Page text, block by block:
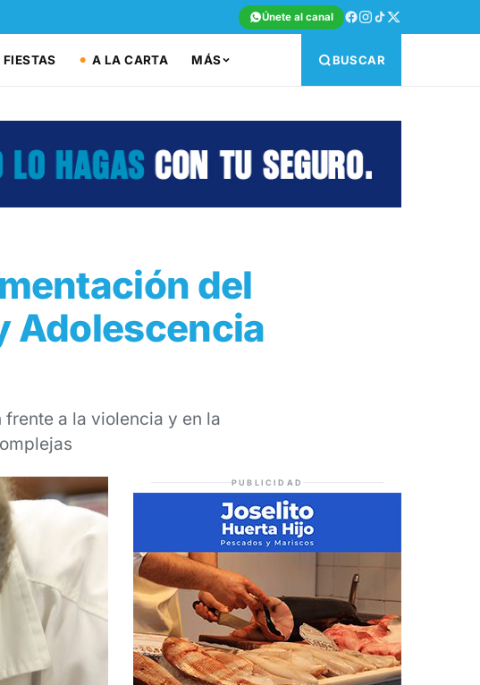
Únete al canal
FIESTAS A LA CARTA MÁS BUSCAR
del
Adolescencia
a la violencia y en la
PUBLICIDAD